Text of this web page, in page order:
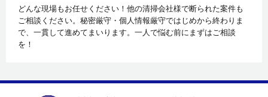
どんな現場もお任せください！他の清掃会社様で断られた案件も
ご相談ください。秘密厳守・個人情報厳守ではじめから終わりま
で、一貫して進めてまいります。一人で悩む前にまずはご相談
を！